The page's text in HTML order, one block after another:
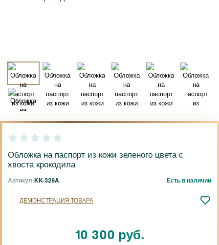
Обложка на паспорт из кожи зеленого цвета с
хвоста крокодила
Артикул:KK-328A Есть в наличии
ДЕМОНСТРАЦИЯ ТОВАРА
10 300 руб.